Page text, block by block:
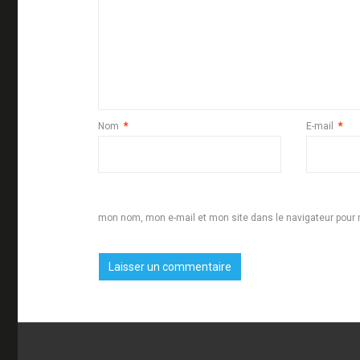
Nom * E-mail *
mon nom, mon e-mail et mon site dans le navigateur pour